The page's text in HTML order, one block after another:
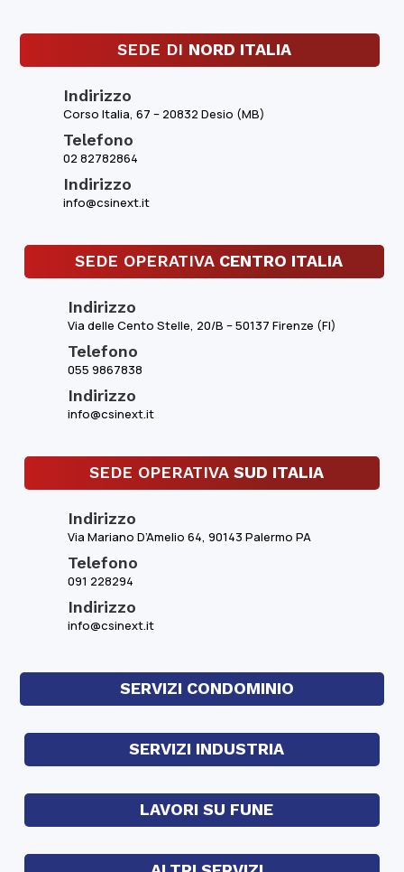
SEDE DI NORD ITALIA
Indirizzo
Corso Italia, 67 – 20832 Desio (MB)
Telefono
02 82782864
Indirizzo
info@csinext.it
SEDE OPERATIVA CENTRO ITALIA
Indirizzo
Via delle Cento Stelle, 20/B – 50137 Firenze (FI)
Telefono
055 9867838
Indirizzo
info@csinext.it
SEDE OPERATIVA SUD ITALIA
Indirizzo
Via Mariano D’Amelio 64, 90143 Palermo PA
Telefono
091 228294
Indirizzo
info@csinext.it
SERVIZI CONDOMINIO
SERVIZI INDUSTRIA
LAVORI SU FUNE